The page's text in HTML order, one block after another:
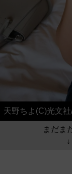
天野ちよ(C)光文
まだま